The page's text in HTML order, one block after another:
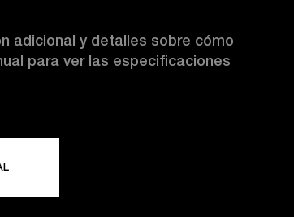
adicional y detalles sobre cómo
para ver las especificaciones